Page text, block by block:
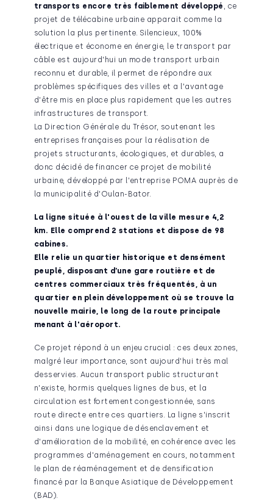
transports encore très faiblement développé , ce
projet de télécabine urbaine apparait comme la
solution la plus pertinente. Silencieux, 100%
électrique et économe en énergie, le transport par
câble est aujourd'hui un mode transport urbain
reconnu et durable, il permet de répondre aux
problèmes spécifiques des villes et a l'avantage
d'être mis en place plus rapidement que les autres
infrastructures de transport.
La Direction Générale du Trésor, soutenant les
entreprises françaises pour la réalisation de
projets structurants, écologiques, et durables, a
donc décidé de financer ce projet de mobilité
urbaine, développé par l'entreprise POMA auprès de
la municipalité d'Oulan-Bator.
La ligne située à l'ouest de la ville mesure 4,2
km. Elle comprend 2 stations et dispose de 98
cabines.
Elle relie un quartier historique et densément
peuplé, disposant d’une gare routière et de
centres commerciaux très fréquentés, à un
quartier en plein développement où se trouve la
nouvelle mairie, le long de la route principale
menant à l'aéroport.
Ce projet répond à un enjeu crucial : ces deux zones,
malgré leur importance, sont aujourd'hui très mal
desservies. Aucun transport public structurant
n'existe, hormis quelques lignes de bus, et la
circulation est fortement congestionnée, sans
route directe entre ces quartiers. La ligne s'inscrit
ainsi dans une logique de désenclavement et
d'amélioration de la mobilité, en cohérence avec les
programmes d'aménagement en cours, notamment
le plan de réaménagement et de densification
financé par la Banque Asiatique de Développement
(BAD).